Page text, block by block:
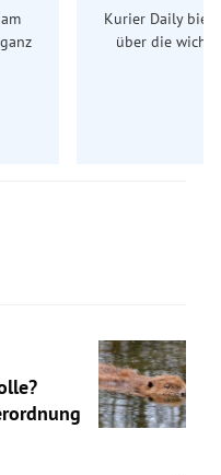
Kurier Daily
über die